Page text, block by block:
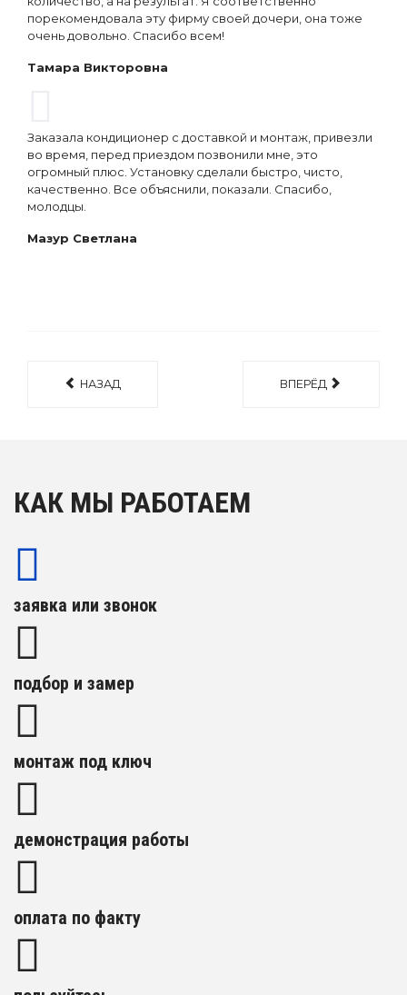
порекомендовала эту фирму своей дочери, она тоже
очень довольно. Спасибо всем!
Тамара Викторовна
Заказала кондиционер с доставкой и монтаж, привезли
во время, перед приездом позвонили мне, это
огромный плюс. Установку сделали быстро, чисто,
качественно. Все объяснили, показали. Спасибо,
молодцы.
Мазур Светлана
НАЗАД ВПЕРЁД
КАК МЫ РАБОТАЕМ
заявка или звонок
подбор и замер
монтаж под ключ
демонстрация работы
оплата по факту